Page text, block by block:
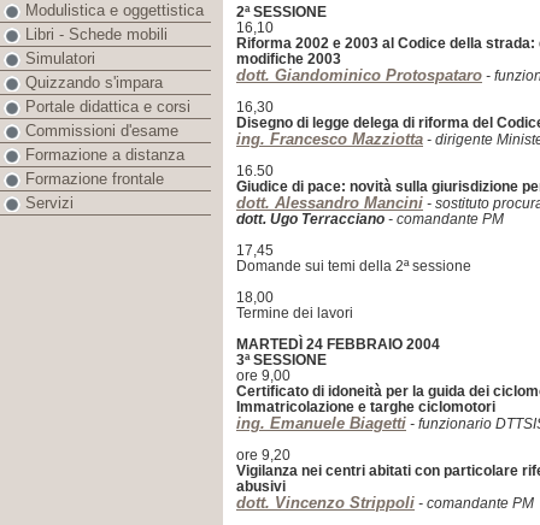
2ª SESSIONE
16,10
Riforma 2002 e 2003 al Codice della
modifiche 2003
dott. Giandominico Protospataro -
16,30
Disegno di legge delega di riforma del
ing. Francesco Mazziotta - dirigente
16.50
Giudice di pace: novità sulla giurisdizione
dott. Alessandro Mancini - sostituto
dott. Ugo Terracciano - comandante PM
17,45
Domande sui temi della 2ª sessione
18,00
Termine dei lavori
MARTEDÌ 24 FEBBRAIO 2004
3ª SESSIONE
ore 9,00
Certificato di idoneità per la guida dei
Immatricolazione e targhe ciclomotori
ing. Emanuele Biagetti - funzionario
ore 9,20
Vigilanza nei centri abitati con particolare
abusivi
dott. Vincenzo Strippoli - comandante PM
Modulistica e oggettistica
Libri - Schede mobili
Simulatori
Quizzando s'impara
Portale didattica e corsi
Commissioni d'esame
Formazione a distanza
Formazione frontale
Servizi